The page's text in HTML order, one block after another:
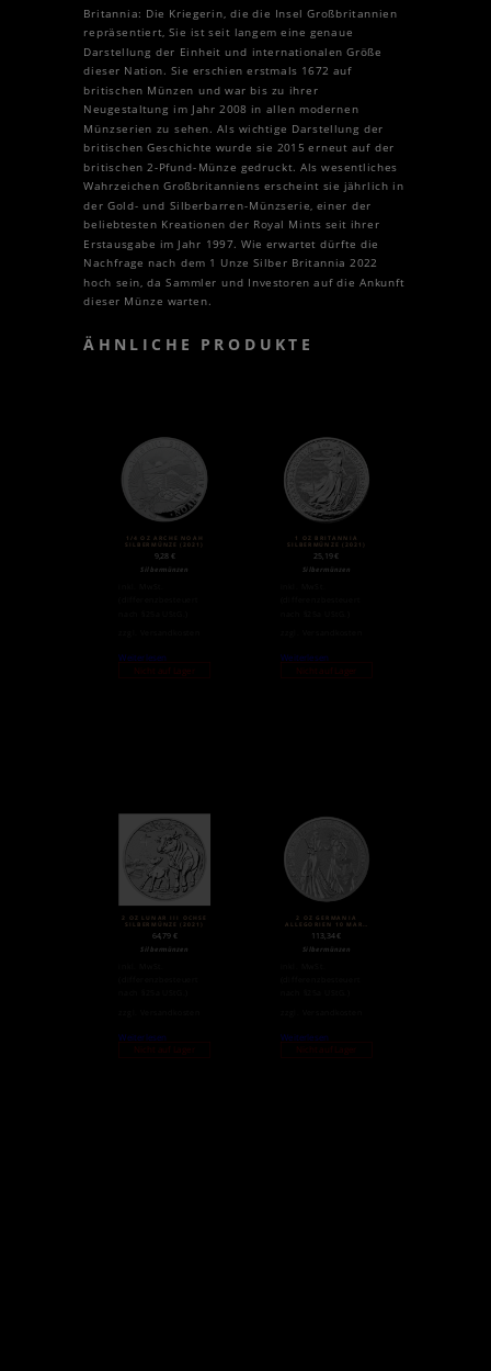
Britannia: Die Kriegerin, die die Insel Großbritannien
repräsentiert, Sie ist seit langem eine genaue
Darstellung der Einheit und internationalen Größe
dieser Nation. Sie erschien erstmals 1672 auf
britischen Münzen und war bis zu ihrer
Neugestaltung im Jahr 2008 in allen modernen
Münzserien zu sehen. Als wichtige Darstellung der
britischen Geschichte wurde sie 2015 erneut auf der
britischen 2-Pfund-Münze gedruckt. Als wesentliches
Wahrzeichen Großbritanniens erscheint sie jährlich in
der Gold- und Silberbarren-Münzserie, einer der
beliebtesten Kreationen der Royal Mints seit ihrer
Erstausgabe im Jahr 1997. Wie erwartet dürfte die
Nachfrage nach dem 1 Unze Silber Britannia 2022
hoch sein, da Sammler und Investoren auf die Ankunft
dieser Münze warten.
ÄHNLICHE PRODUKTE
1/4 OZ ARCHE NOAH
SILBERMÜNZE (2021)
9,28 €
Silbermünzen
Weiterlesen
Nicht auf Lager
1 OZ BRITANNIA
SILBERMÜNZE (2021)
25,19€
Silbermünzen
Weiterlesen
Nicht auf Lager
2 OZ LUNAR III OCHSE
SILBERMÜNZE (2021)
64,79 €
Silbermünzen
Weiterlesen
Nicht auf Lager
2 OZ GERMANIA
ALLEGORIEN 10 MARK
113,34€
Silbermünzen
Weiterlesen
Nicht auf Lager